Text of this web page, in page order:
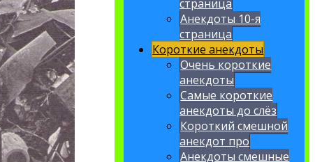
страница
Анекдоты 10-я
страница
Короткие анекдоты
Очень короткие
анекдоты
Самые короткие
анекдоты до слёз
Короткий смешной
анекдот про
Анекдоты смешные